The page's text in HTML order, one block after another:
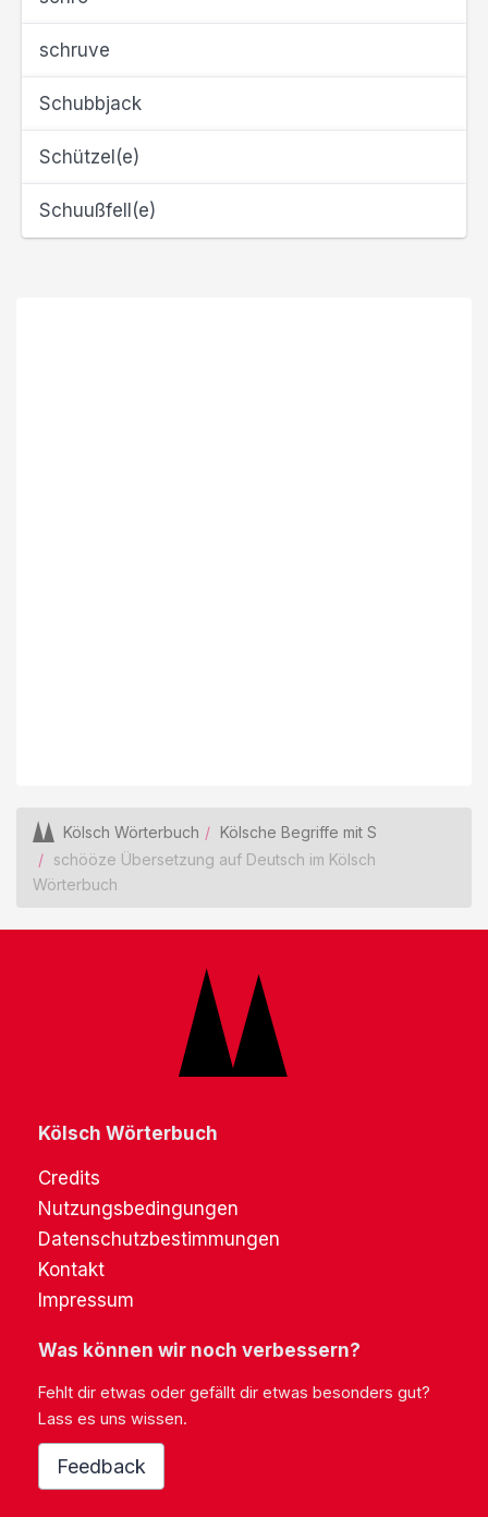
schruve
Schubbjack
Schützel(e)
Schuußfell(e)
Kölsch Wörterbuch
Kölsche Begriffe mit S
schööze Übersetzung auf Deutsch im Kölsch
Wörterbuch
Kölsch Wörterbuch
Credits
Nutzungsbedingungen
Datenschutzbestimmungen
Kontakt
Impressum
Was können wir noch verbessern?
Fehlt dir etwas oder gefällt dir etwas besonders gut?
Lass es uns wissen.
Feedback